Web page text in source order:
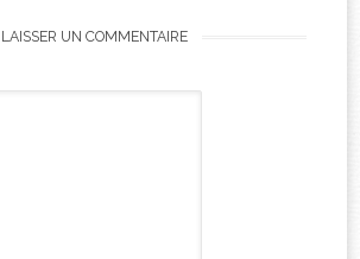
LAISSER UN COMMENTAIRE